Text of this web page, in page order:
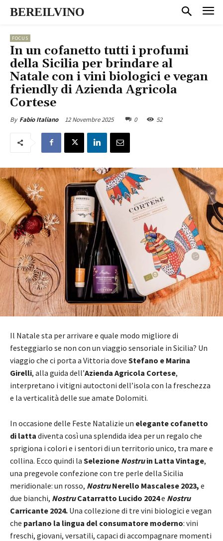
BEREILVINO
FOCUS
In un cofanetto tutti i profumi
della Sicilia per brindare al
Natale con i vini biologici e vegan
friendly di Azienda Agricola
Cortese
By Fabio Italiano 12 Novembre 2025 0 52
Il Natale sta per arrivare e quale modo migliore di
festeggiarlo se non con un viaggio sensoriale in Sicilia? Un
viaggio che ci porta a Vittoria dove Stefano e Marina
Girelli, alla guida dell’Azienda Agricola Cortese,
interpretano i vitigni autoctoni dell’isola con la freschezza
e la verticalità delle sue amate Dolomiti.
In occasione delle Feste Natalizie un elegante cofanetto
di latta diventa così una splendida idea per un regalo che
sprigiona i colori e i sentori di un territorio unico, tra mare e
collina. Ecco quindi la Selezione Nostru in Latta Vintage,
una pregevole confezione con tre perle della Sicilia
meridionale: un rosso, NostruNerello Mascalese 2023, e
due bianchi, NostruCatarratto Lucido 2024e Nostru
Carricante 2024. Una collezione di tre vini biologici e vegan
che parlano la lingua del consumatore moderno: vini
freschi, giovani, versatili, capaci di accompagnare momenti